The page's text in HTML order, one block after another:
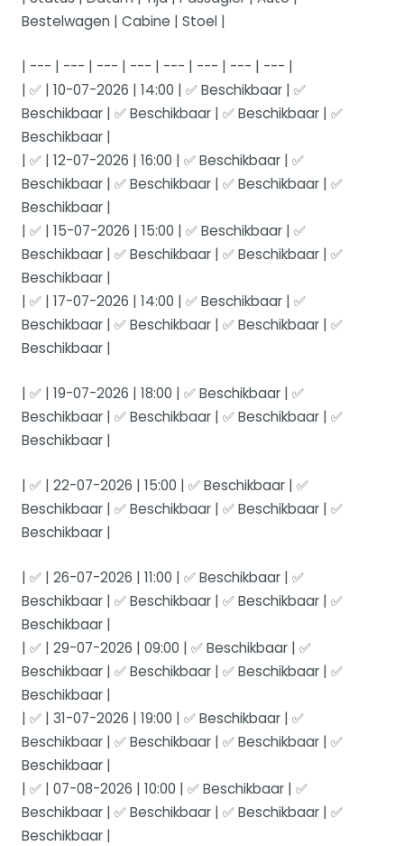
Bestelwagen | Cabine | Stoel |
| --- | --- | --- | --- | --- | --- | --- | --- |
| ✅ | 10-07-2026 | 14:00 | ✅ Beschikbaar | ✅
Beschikbaar | ✅ Beschikbaar | ✅ Beschikbaar | ✅
Beschikbaar |
| ✅ | 12-07-2026 | 16:00 | ✅ Beschikbaar | ✅
Beschikbaar | ✅ Beschikbaar | ✅ Beschikbaar | ✅
Beschikbaar |
| ✅ | 15-07-2026 | 15:00 | ✅ Beschikbaar | ✅
Beschikbaar | ✅ Beschikbaar | ✅ Beschikbaar | ✅
Beschikbaar |
| ✅ | 17-07-2026 | 14:00 | ✅ Beschikbaar | ✅
Beschikbaar | ✅ Beschikbaar | ✅ Beschikbaar | ✅
Beschikbaar |
| ✅ | 19-07-2026 | 18:00 | ✅ Beschikbaar | ✅
Beschikbaar | ✅ Beschikbaar | ✅ Beschikbaar | ✅
Beschikbaar |
| ✅ | 22-07-2026 | 15:00 | ✅ Beschikbaar | ✅
Beschikbaar | ✅ Beschikbaar | ✅ Beschikbaar | ✅
Beschikbaar |
| ✅ | 26-07-2026 | 11:00 | ✅ Beschikbaar | ✅
Beschikbaar | ✅ Beschikbaar | ✅ Beschikbaar | ✅
Beschikbaar |
| ✅ | 29-07-2026 | 09:00 | ✅ Beschikbaar | ✅
Beschikbaar | ✅ Beschikbaar | ✅ Beschikbaar | ✅
Beschikbaar |
| ✅ | 31-07-2026 | 19:00 | ✅ Beschikbaar | ✅
Beschikbaar | ✅ Beschikbaar | ✅ Beschikbaar | ✅
Beschikbaar |
| ✅ | 07-08-2026 | 10:00 | ✅ Beschikbaar | ✅
Beschikbaar | ✅ Beschikbaar | ✅ Beschikbaar | ✅
Beschikbaar |